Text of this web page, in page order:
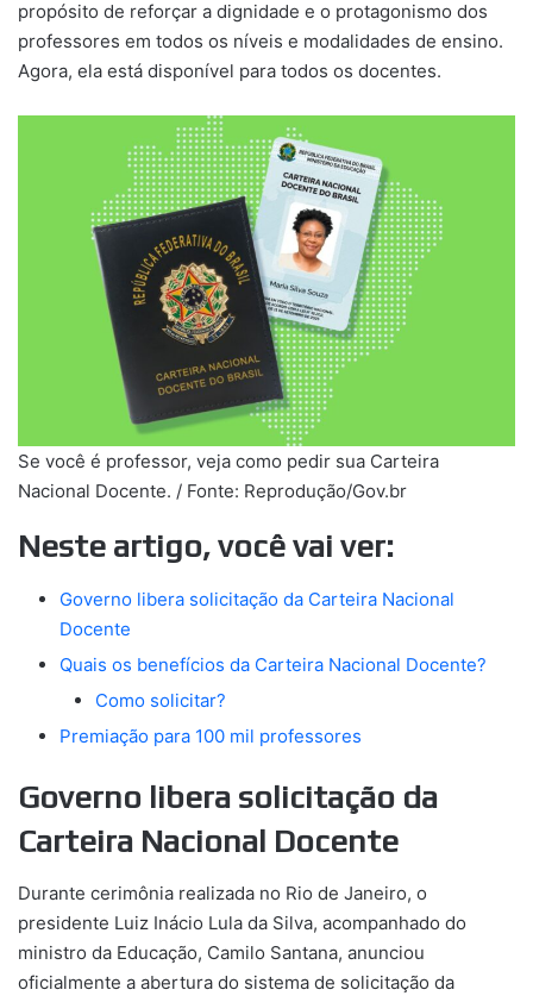
propósito de reforçar a dignidade e o protagonismo dos
professores em todos os níveis e modalidades de ensino.
Agora, ela está disponível para todos os docentes.
Se você é professor, veja como pedir sua Carteira
Nacional Docente. / Fonte: Reprodução/Gov.br
Neste artigo, você vai ver:
Governo libera solicitação da Carteira Nacional
Docente
Quais os benefícios da Carteira Nacional Docente?
Como solicitar?
Premiação para 100 mil professores
Governo libera solicitação da
Carteira Nacional Docente
Durante cerimônia realizada no Rio de Janeiro, o
presidente Luiz Inácio Lula da Silva, acompanhado do
ministro da Educação, Camilo Santana, anunciou
oficialmente a abertura do sistema de solicitação da